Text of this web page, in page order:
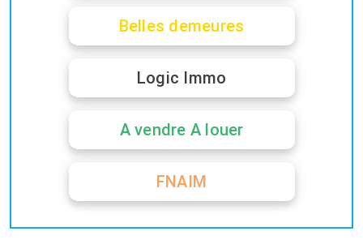
Belles demeures
Logic Immo
A vendre A louer
FNAIM